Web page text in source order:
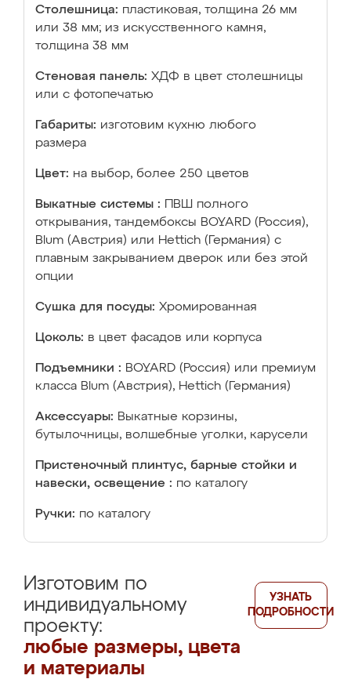
Столешница: пластиковая, толщина 26 мм
или 38 мм; из искусственного камня,
толщина 38 мм
Стеновая панель: ХДФ в цвет столешницы
или с фотопечатью
Габариты: изготовим кухню любого
размера
Цвет: на выбор, более 250 цветов
Выкатные системы :
ПВШ полного
открывания, тандембоксы BOYARD (Россия),
Blum (Австрия) или Hettich (Германия) с
плавным закрыванием дверок или без этой
опции
Сушка для посуды: Хромированная
Цоколь: в цвет фасадов или корпуса
Подъемники : BOYARD (Россия) или премиум
класса Blum (Австрия), Hettich (Германия)
Аксессуары: Выкатные корзины,
бутылочницы, волшебные уголки, карусели
Пристеночный плинтус, барные стойки и
навески, освещение : по каталогу
Ручки: по каталогу
Изготовим по
индивидуальному
проекту:
любые размеры, цвета
и материалы
УЗНАТЬ
ПОДРОБНОСТИ